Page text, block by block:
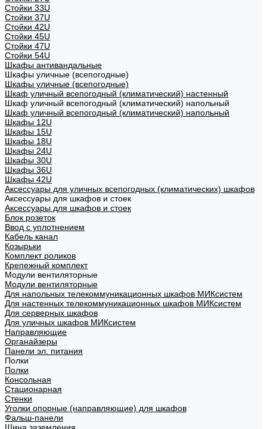
Стойки 33U
Стойки 37U
Стойки 42U
Стойки 45U
Стойки 47U
Стойки 54U
Шкафы антивандальные
Шкафы уличные (всепогодные)
Шкафы уличные (всепогодные)
Шкаф уличный всепогодный (климатический) настенный
Шкаф уличный всепогодный (климатический) напольный
Шкаф уличный всепогодный (климатический) напольный
Шкафы 12U
Шкафы 15U
Шкафы 18U
Шкафы 24U
Шкафы 30U
Шкафы 36U
Шкафы 42U
Аксессуары для уличных всепогодных (климатических) шкафов
Аксессуары для шкафов и стоек
Аксессуары для шкафов и стоек
Блок розеток
Ввод с уплотнением
Кабель канал
Козырьки
Комплект роликов
Крепежный комплект
Модули вентиляторные
Модули вентиляторные
Для напольных телекоммуникационных шкафов МИКсистем
Для настенных телекоммуникационных шкафов МИКсистем
Для серверных шкафов
Для уличных шкафов МИКсистем
Направляющие
Органайзеры
Панели эл. питания
Полки
Полки
Консольная
Стационарная
Стенки
Уголки опорные (направляющие) для шкафов
Фальш-панели